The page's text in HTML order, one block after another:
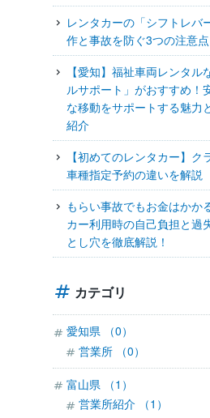
レンタカーの「シフトレバ
作と事故を防ぐ3つの注意点
【愛知】福祉車両レンタル
ルサポート」がおすすめ！
な移動をサポートする魅力
紹介
【初めてのレンタカー】ク
車種指定予約の違いを解説
もらい事故でもお金はかか
カー利用時の自己負担と過
とし穴を徹底解説！
カテゴリ
愛知県 （0）
営業所 （0）
富山県 （1）
営業所紹介 （1）